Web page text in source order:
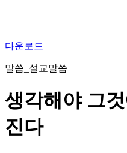
다운로드
말씀_설교말씀
생각해야 그
진다